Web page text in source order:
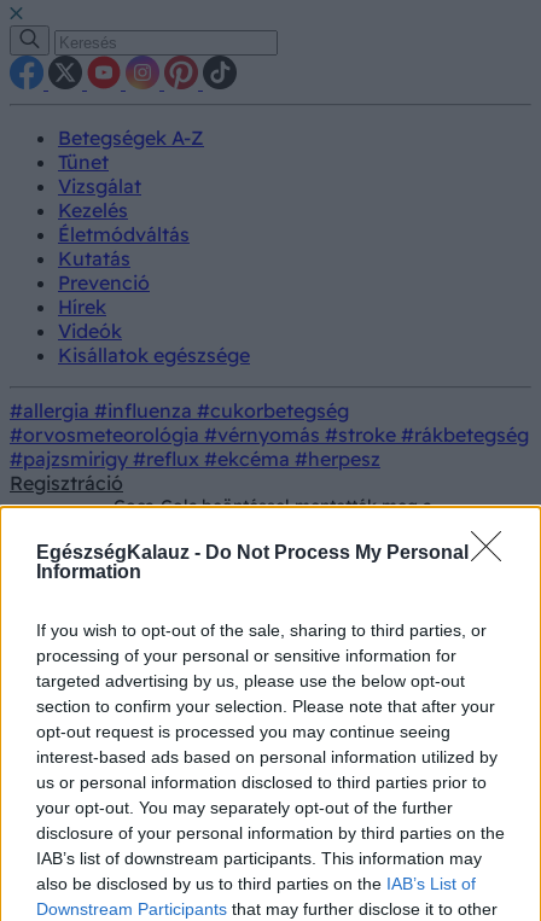
EgészségKalauz - Do Not Process My Personal
Information
If you wish to opt-out of the sale, sharing to third parties, or
processing of your personal or sensitive information for
targeted advertising by us, please use the below opt-out
section to confirm your selection. Please note that after your
opt-out request is processed you may continue seeing
interest-based ads based on personal information utilized by
us or personal information disclosed to third parties prior to
your opt-out. You may separately opt-out of the further
disclosure of your personal information by third parties on the
IAB’s list of downstream participants. This information may
also be disclosed by us to third parties on the IAB’s List of
Downstream Participants that may further disclose it to other
Betegségek A-Z
Tünet
Vizsgálat
Kezelés
Életmódváltás
Kutatás
Prevenció
Hírek
Videók
Kisállatok egészsége
#allergia #influenza #cukorbetegség
#orvosmeteorológia #vérnyomás #stroke #rákbetegség
#pajzsmirigy #reflux #ekcéma #herpesz
Regisztráció
Coca-Cola beöntéssel mentették meg a
műtőasztaltól az idős, súlyos székrekedéssel
küzdő beteget
meg a műtőasztaltól az idős,
súlyos székrekedéssel küzdő
beteget